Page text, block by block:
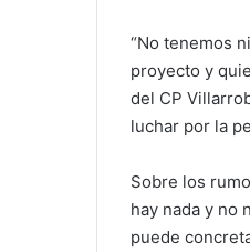
“No tenemos
proyecto y
del CP
luchar por la
Sobre los
hay nada y no
puede